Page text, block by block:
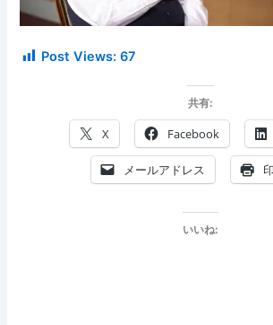
Post Views: 67
共有:
X Facebook
メールアドレス
いいね: